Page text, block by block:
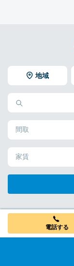
地域
間取
家賃
電話する